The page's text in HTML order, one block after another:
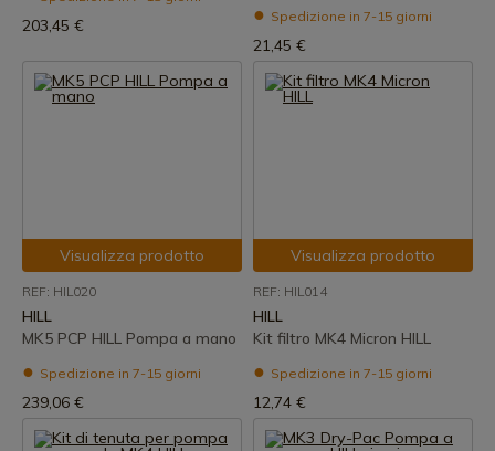
203,45 € Spedizione in 7-15 giorni
21,45 €
Visualizza prodotto
REF: HIL020
HILL
MK5 PCP HILL Pompa a mano
Spedizione in 7-15 giorni
239,06 €
Visualizza prodotto
REF: HIL014
HILL
Kit filtro MK4 Micron HILL
Spedizione in 7-15 giorni
12,74 €